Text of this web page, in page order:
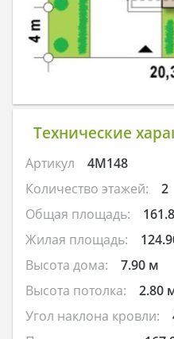
Технические
Артикул
4M148
Количество этажей:
2
Общая площадь:
Жилая площадь:
Высота дома:
7.90 м
Высота потолка:
2.80
Угол наклона кровли: